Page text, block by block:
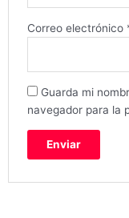
Correo electrónico
Guarda mi
navegador para la